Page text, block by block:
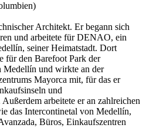
Architekt. Er begann sich
und arbeitete für DENAO, ein
seiner Heimatstadt. Dort
für den Barefoot Park der
Medellín und wirkte an der
Mayorca mit, für das er
und
arbeitete er an zahlreichen
das Intercontinetal von Medellín,
Büros, Einkaufszentren